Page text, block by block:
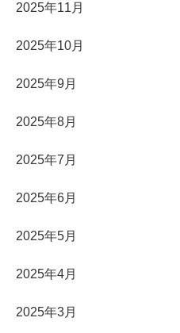
2025年11月
2025年10月
2025年9月
2025年8月
2025年7月
2025年6月
2025年5月
2025年4月
2025年3月